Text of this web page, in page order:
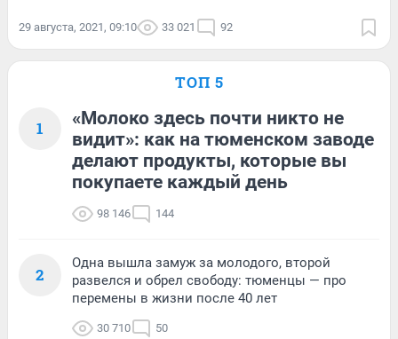
29 августа, 2021, 09:10 33 021 92
ТОП 5
1
«Молоко здесь почти никто не
видит»: как на тюменском заводе
делают продукты, которые вы
покупаете каждый день
98 146 144
2
Одна вышла замуж за молодого, второй
развелся и обрел свободу: тюменцы — про
перемены в жизни после 40 лет
30 710 50